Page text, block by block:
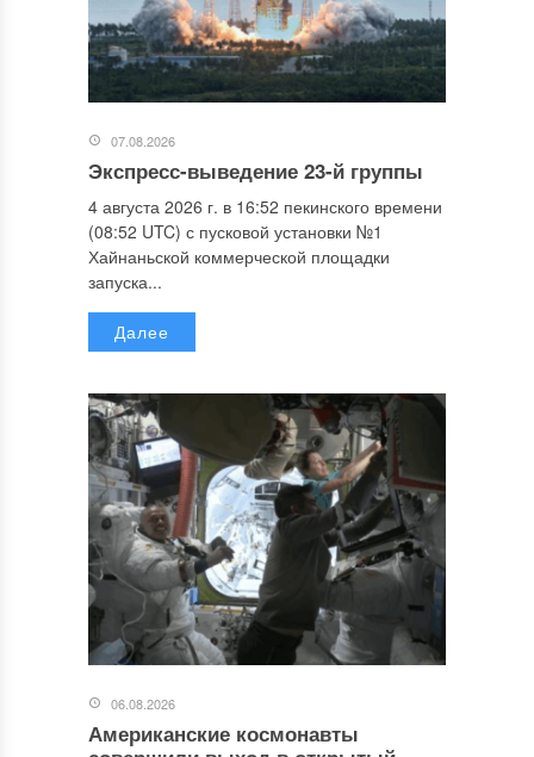
07.08.2026
Экспресс-выведение 23-й группы
4 августа 2026 г. в 16:52 пекинского времени
(08:52 UTC) с пусковой установки №1
Хайнаньской коммерческой площадки
запуска...
Далее
06.08.2026
Американские космонавты